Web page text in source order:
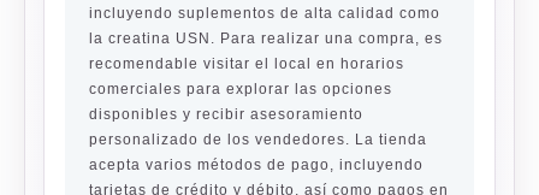
incluyendo suplementos de alta calidad como
la creatina USN. Para realizar una compra, es
recomendable visitar el local en horarios
comerciales para explorar las opciones
disponibles y recibir asesoramiento
personalizado de los vendedores. La tienda
acepta varios métodos de pago, incluyendo
tarjetas de crédito y débito, así como pagos en